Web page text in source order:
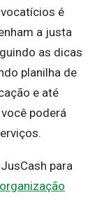
é
a justa
as dicas
planilha de
e até
poderá
para